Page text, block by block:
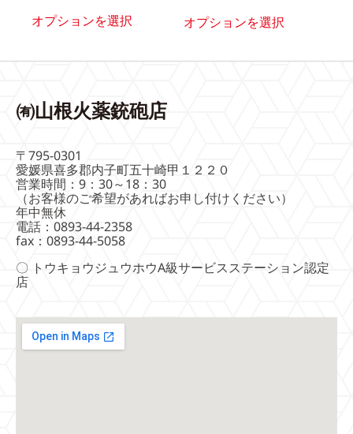
オプションを選択 オプションを選択
㈲山根火薬銃砲店
〒795-0301
愛媛県喜多郡内子町五十崎甲１２２０
営業時間：9：30～18：30
（お客様のご希望があればお申し付けください）
年中無休
電話：0893-44-2358
fax：0893-44-5058
〇 トウキョウジュウホウA級サービスステーション認定
店